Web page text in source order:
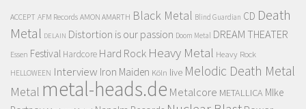
ACCEPT AFM Records AMON AMARTH Black Metal Blind Guardian CD Death
Metal DELAIN Distortion is our passion Doom Metal DREAM THEATER
Essen Festival Hardcore Hard Rock Heavy Metal Heavy Rock
HELLOWEEN Interview Iron Maiden Köln live Melodic Death Metal
Metal metal-heads.de Metalcore METALLICA MIke